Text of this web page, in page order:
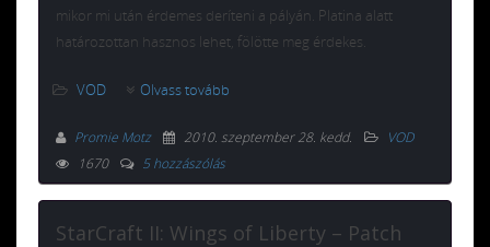
mikor mi után érdemes deríteni a pályán. Platina alatt
határozottan hasznos lehet, fölötte meg érdekes.
VOD Olvass tovább
Promie Motz 2010. szeptember 28. kedd.
VOD
1670
5 hozzászólás
StarCraft II: Wings of Liberty – Patch